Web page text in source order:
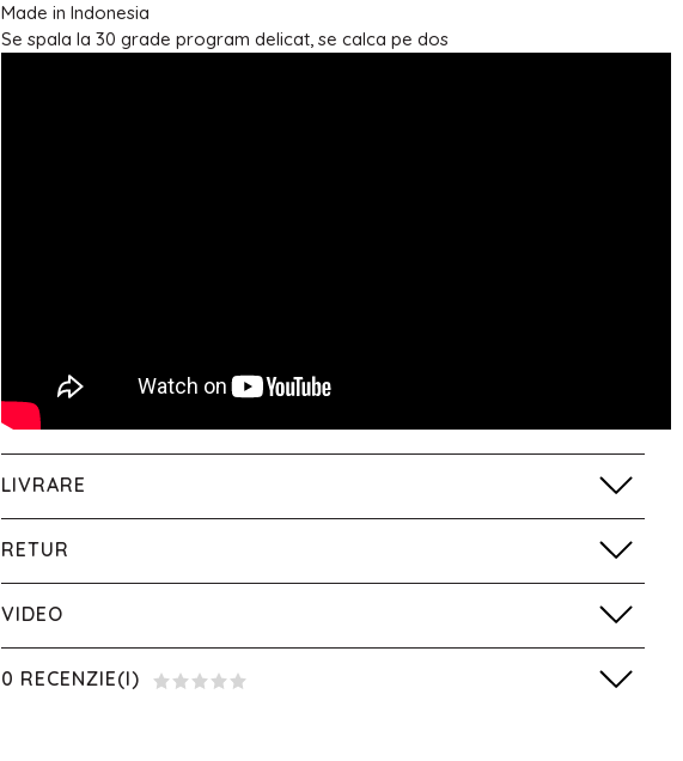
Made in Indonesia
Se spala la 30 grade program delicat, se calca pe dos
LIVRARE
RETUR
VIDEO
0 RECENZIE(I)